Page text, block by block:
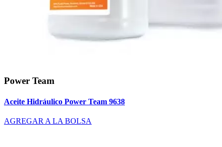
Power Team
Aceite Hidráulico Power Team 9638
AGREGAR A LA BOLSA